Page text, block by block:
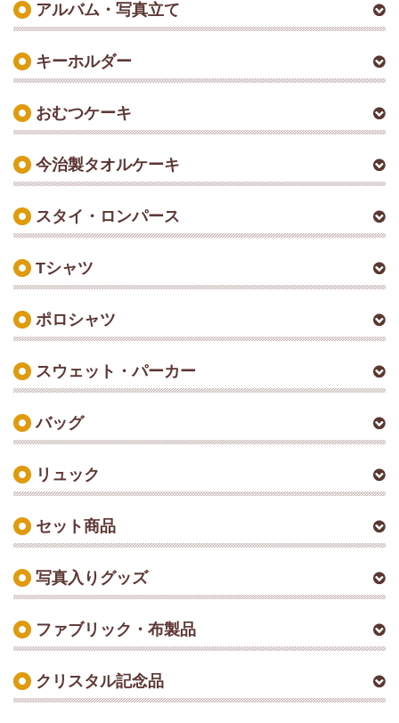
アルバム・写真立て
キーホルダー
おむつケーキ
今治製タオルケーキ
スタイ・ロンパース
Tシャツ
ポロシャツ
スウェット・パーカー
バッグ
リュック
セット商品
写真入りグッズ
ファブリック・布製品
クリスタル記念品